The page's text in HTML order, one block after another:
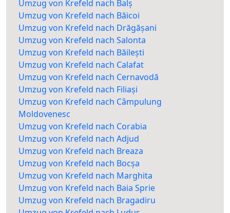
Umzug von Krefeld nach Balș
Umzug von Krefeld nach Băicoi
Umzug von Krefeld nach Drăgășani
Umzug von Krefeld nach Salonta
Umzug von Krefeld nach Băilești
Umzug von Krefeld nach Calafat
Umzug von Krefeld nach Cernavodă
Umzug von Krefeld nach Filiași
Umzug von Krefeld nach Câmpulung
Moldovenesc
Umzug von Krefeld nach Corabia
Umzug von Krefeld nach Adjud
Umzug von Krefeld nach Breaza
Umzug von Krefeld nach Bocșa
Umzug von Krefeld nach Marghita
Umzug von Krefeld nach Baia Sprie
Umzug von Krefeld nach Bragadiru